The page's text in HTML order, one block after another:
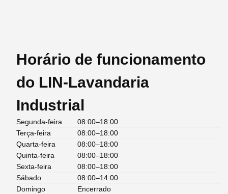
Horário de funcionamento
do LIN-Lavandaria
Industrial
Segunda-feira
08:00–18:00
Terça-feira
08:00–18:00
Quarta-feira
08:00–18:00
Quinta-feira
08:00–18:00
Sexta-feira
08:00–18:00
Sábado
08:00–14:00
Domingo
Encerrado